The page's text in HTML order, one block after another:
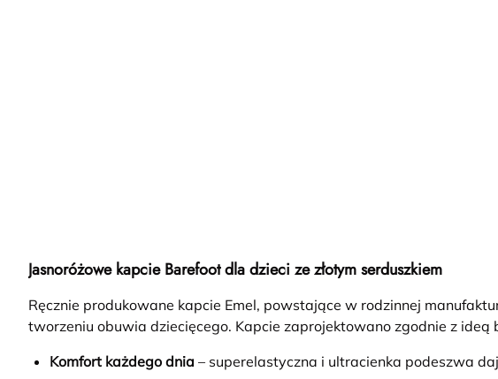
Jasnoróżowe kapcie Barefoot dla dzieci ze złotym serduszkiem
Ręcznie produkowane kapcie Emel, powstające w rodzinnej
tworzeniu obuwia dziecięcego. Kapcie zaprojektowano zgodnie z
Komfort każdego dnia – superelastyczna i ultracienka podeszwa